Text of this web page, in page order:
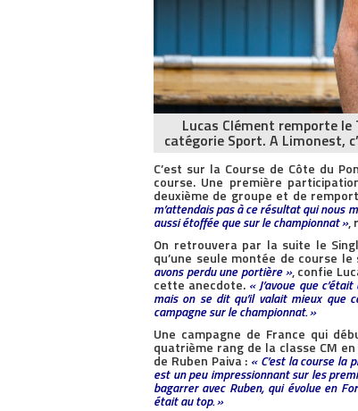
Lucas Clément remporte le
catégorie Sport. A Limonest,
C’est sur la Course de Côte du
course. Une première
deuxième de groupe et de
m’attendais pas à ce résultat qui nous
aussi étoffée que sur le championnat »,
On retrouvera par la suite le
qu’une seule montée de course le
avons perdu une portière », confie
cette anecdote. « J’avoue que
mais on se dit qu’il valait mieux que
campagne sur le championnat. »
Une campagne de France qui
quatrième rang de la classe CM
de Ruben Paiva : « C’est la course la
est un peu impressionnant sur les
bagarrer avec Ruben, qui évolue en
était au top. »